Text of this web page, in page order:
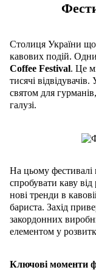
Столиця України
кавових подій.
Coffee Festival. Це
тисячі
святом для
галузі.
На цьому фестивалі
спробувати каву
нові тренди в
бариста. Захід
закордонних
елементом у
Ключові моменти